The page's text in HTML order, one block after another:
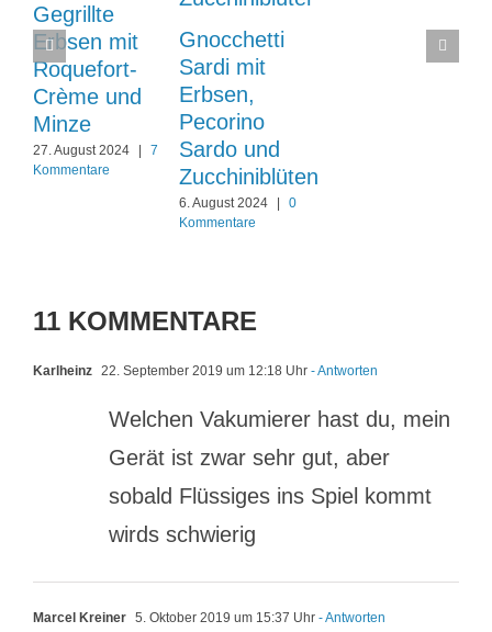
Gegrillte
Erbsen mit
Roquefort-
Crème und
Minze
27. August 2024
7
Kommentare
Gnocchetti
Sardi mit
Erbsen,
Pecorino
Sardo und
Zucchiniblüten
6. August 2024
0
Kommentare
11 KOMMENTARE
Karlheinz 22. September 2019 um 12:18 Uhr - Antworten
Welchen Vakumierer hast du, mein
Gerät ist zwar sehr gut, aber
sobald Flüssiges ins Spiel kommt
wirds schwierig
Marcel Kreiner 5. Oktober 2019 um 15:37 Uhr - Antworten